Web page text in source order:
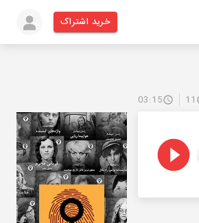
خرید اشتراک
11
03:15